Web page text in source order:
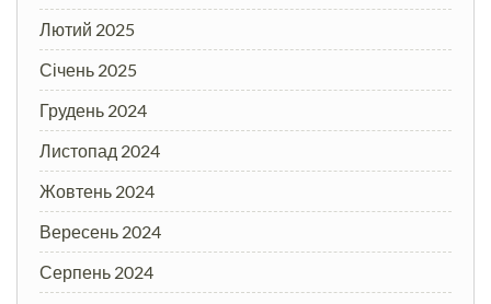
Лютий 2025
Січень 2025
Грудень 2024
Листопад 2024
Жовтень 2024
Вересень 2024
Серпень 2024